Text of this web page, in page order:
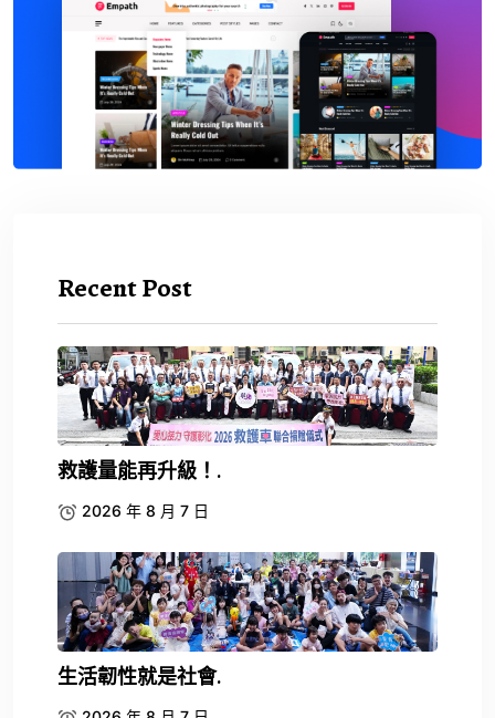
Recent Post
救護量能再升級！.
2026 年 8 月 7 日
生活韌性就是社會.